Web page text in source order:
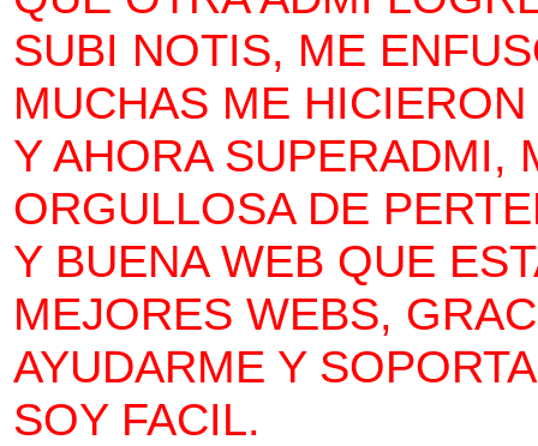
SUBI NOTIS, ME
MUCHAS ME
Y AHORA SUPERADMI,
ORGULLOSA DE
Y BUENA WEB QUE
MEJORES WEBS,
AYUDARME Y
SOY FACIL.